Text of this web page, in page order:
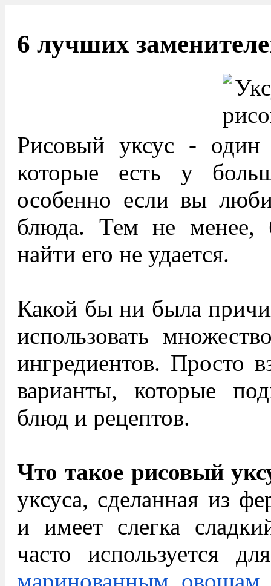
6 лучших
Рисовый уксус - один
которые есть у
особенно если вы
блюда. Тем не менее,
найти его не удается.
Какой бы ни была
использовать
ингредиентов. Просто
варианты, которые
блюд и рецептов.
Что такое рисовый
уксуса, сделанная из
и имеет слегка
часто используется
маринованным овощам